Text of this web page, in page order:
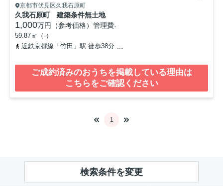
京都市伏見区久我石原町
久我石原町 建築条件無土地
1,000万円（参考価格） 管理費-
59.87㎡（-）
近鉄京都線「竹田」駅 徒歩38分
ご成約済みのおうちを掲載している理由は
こちらをご確認ください
1
検索条件を変更